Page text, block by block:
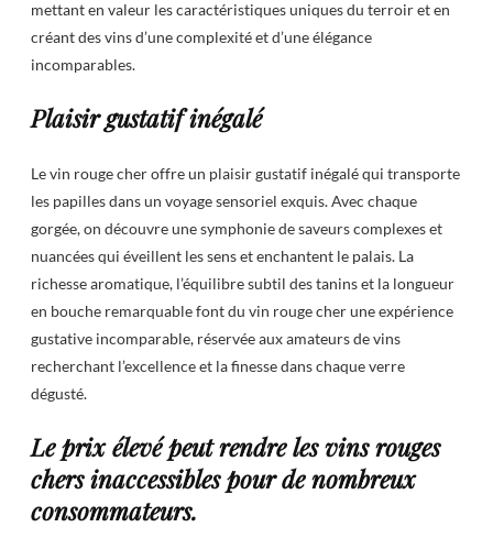
mettant en valeur les caractéristiques uniques du terroir et en
créant des vins d’une complexité et d’une élégance
incomparables.
Plaisir gustatif inégalé
Le vin rouge cher offre un plaisir gustatif inégalé qui transporte
les papilles dans un voyage sensoriel exquis. Avec chaque
gorgée, on découvre une symphonie de saveurs complexes et
nuancées qui éveillent les sens et enchantent le palais. La
richesse aromatique, l’équilibre subtil des tanins et la longueur
en bouche remarquable font du vin rouge cher une expérience
gustative incomparable, réservée aux amateurs de vins
recherchant l’excellence et la finesse dans chaque verre
dégusté.
Le prix élevé peut rendre les vins rouges
chers inaccessibles pour de nombreux
consommateurs.